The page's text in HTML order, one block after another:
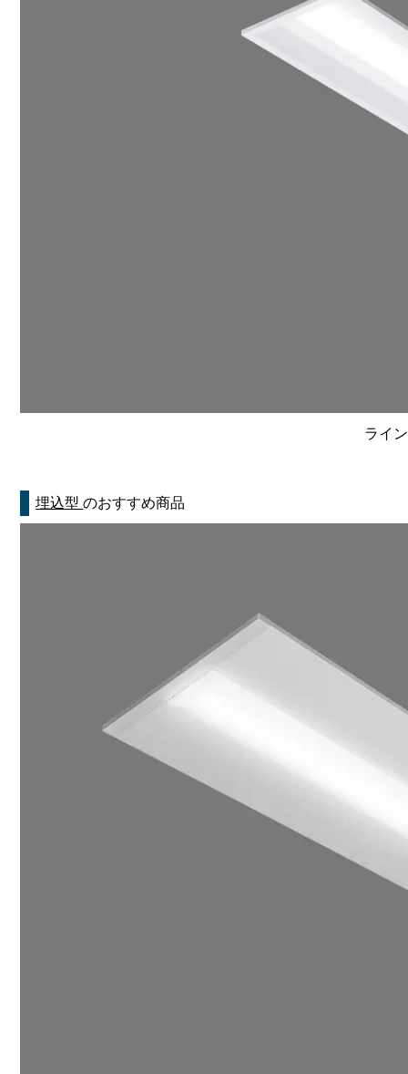
ライ
埋込型のおすすめ商品